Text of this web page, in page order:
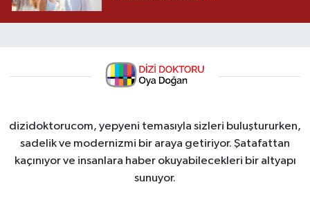
dizidoktorucom, yepyeni temasıyla sizleri buluştururken,
sadelik ve modernizmi bir araya getiriyor. Şatafattan
kaçınıyor ve insanlara haber okuyabilecekleri bir altyapı
sunuyor.